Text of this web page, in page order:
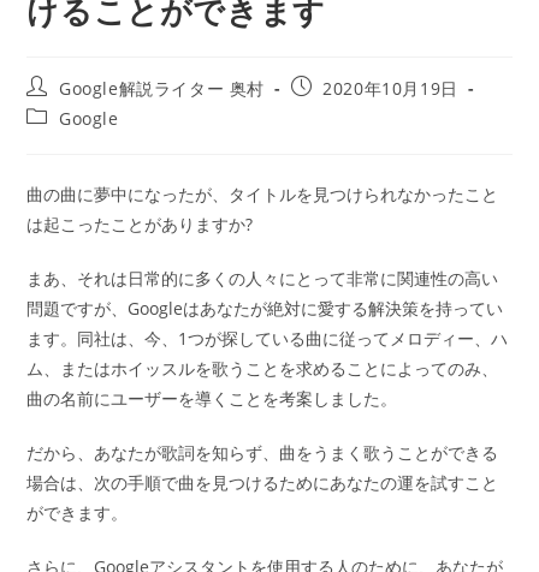
けることができます
投
稿
者:
Google解説ライター 奥村
投
2020年10月19日
投
テ
ゴ
リ
Google
曲の曲に夢中になったが、タイトルを見つけられなかったこと
は起こったことがありますか?
まあ、それは日常的に多くの人々にとって非常に関連性の高い
問題ですが、Googleはあなたが絶対に愛する解決策を持ってい
ます。同社は、今、1つが探している曲に従ってメロディー、ハ
ム、またはホイッスルを歌うことを求めることによってのみ、
曲の名前にユーザーを導くことを考案しました。
だから、あなたが歌詞を知らず、曲をうまく歌うことができる
場合は、次の手順で曲を見つけるためにあなたの運を試すこと
ができます。
さらに、Googleアシスタントを使用する人のために、あなたが